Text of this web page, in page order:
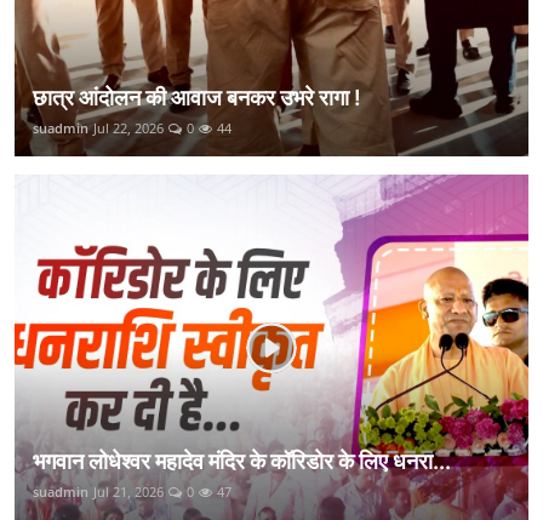
छात्र आंदोलन की आवाज बनकर उभरे रागा !
suadmin Jul 22, 2026 0 44
भगवान लोधेश्वर महादेव मंदिर के कॉरिडोर के लिए धनरा...
suadmin Jul 21, 2026 0 47